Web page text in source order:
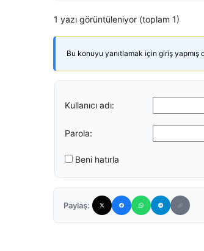
1 yazı görüntüleniyor (toplam 1)
Bu konuyu yanıtlamak için giriş yapmış
Kullanıcı adı:
Parola:
Beni hatırla
Paylaş: